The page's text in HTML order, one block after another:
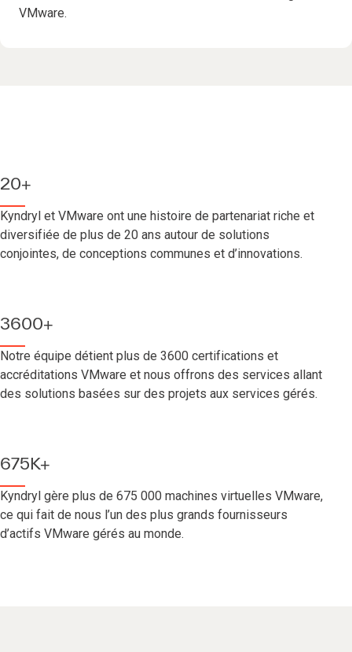
VMware.
20+
Kyndryl et VMware ont une histoire de partenariat riche et
diversifiée de plus de 20 ans autour de solutions
conjointes, de conceptions communes et d’innovations.
3600+
Notre équipe détient plus de 3600 certifications et
accréditations VMware et nous offrons des services allant
des solutions basées sur des projets aux services gérés.
675K+
Kyndryl gère plus de 675 000 machines virtuelles VMware,
ce qui fait de nous l’un des plus grands fournisseurs
d’actifs VMware gérés au monde.